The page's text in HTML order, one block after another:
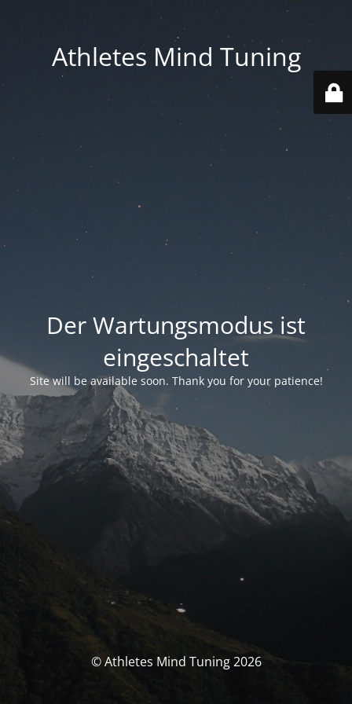
Athletes Mind Tuning
Der Wartungsmodus ist
eingeschaltet
Site will be available soon. Thank you for your patience!
© Athletes Mind Tuning 2026